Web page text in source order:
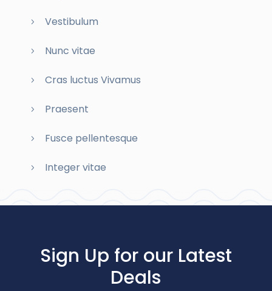
Vestibulum
Nunc vitae
Cras luctus Vivamus
Praesent
Fusce pellentesque
Integer vitae
Sign Up for our Latest
Deals